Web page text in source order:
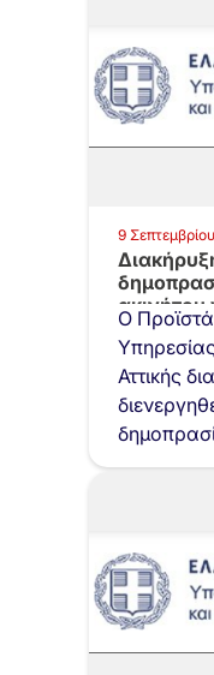
9
ακινήτου
Ο
Αττικής